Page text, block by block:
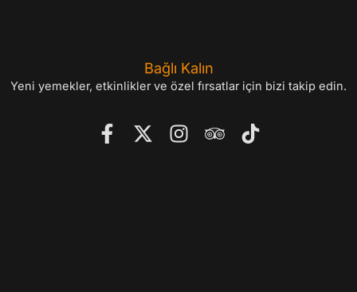
Bağlı Kalın
Yeni yemekler, etkinlikler ve özel fırsatlar için bizi takip edin.